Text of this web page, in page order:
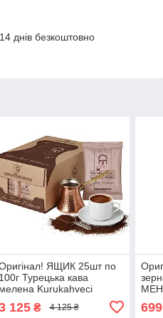
днів безкоштовно
ЯЩИК 25шт по
100г Турецька кава
мелена Kurukahveci
MEHMET EFENDI (2500г)
125₴ 4 125 ₴ 699